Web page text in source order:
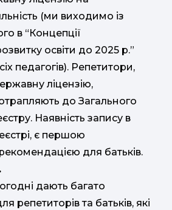
(ми виходимо із
в “Концепції
освіти до 2025 р.”
педагогів). Репетитори,
ліцензію,
до Загального
Наявність запису в
є першою
для батьків.
дають багато
репетиторів та батьків, які